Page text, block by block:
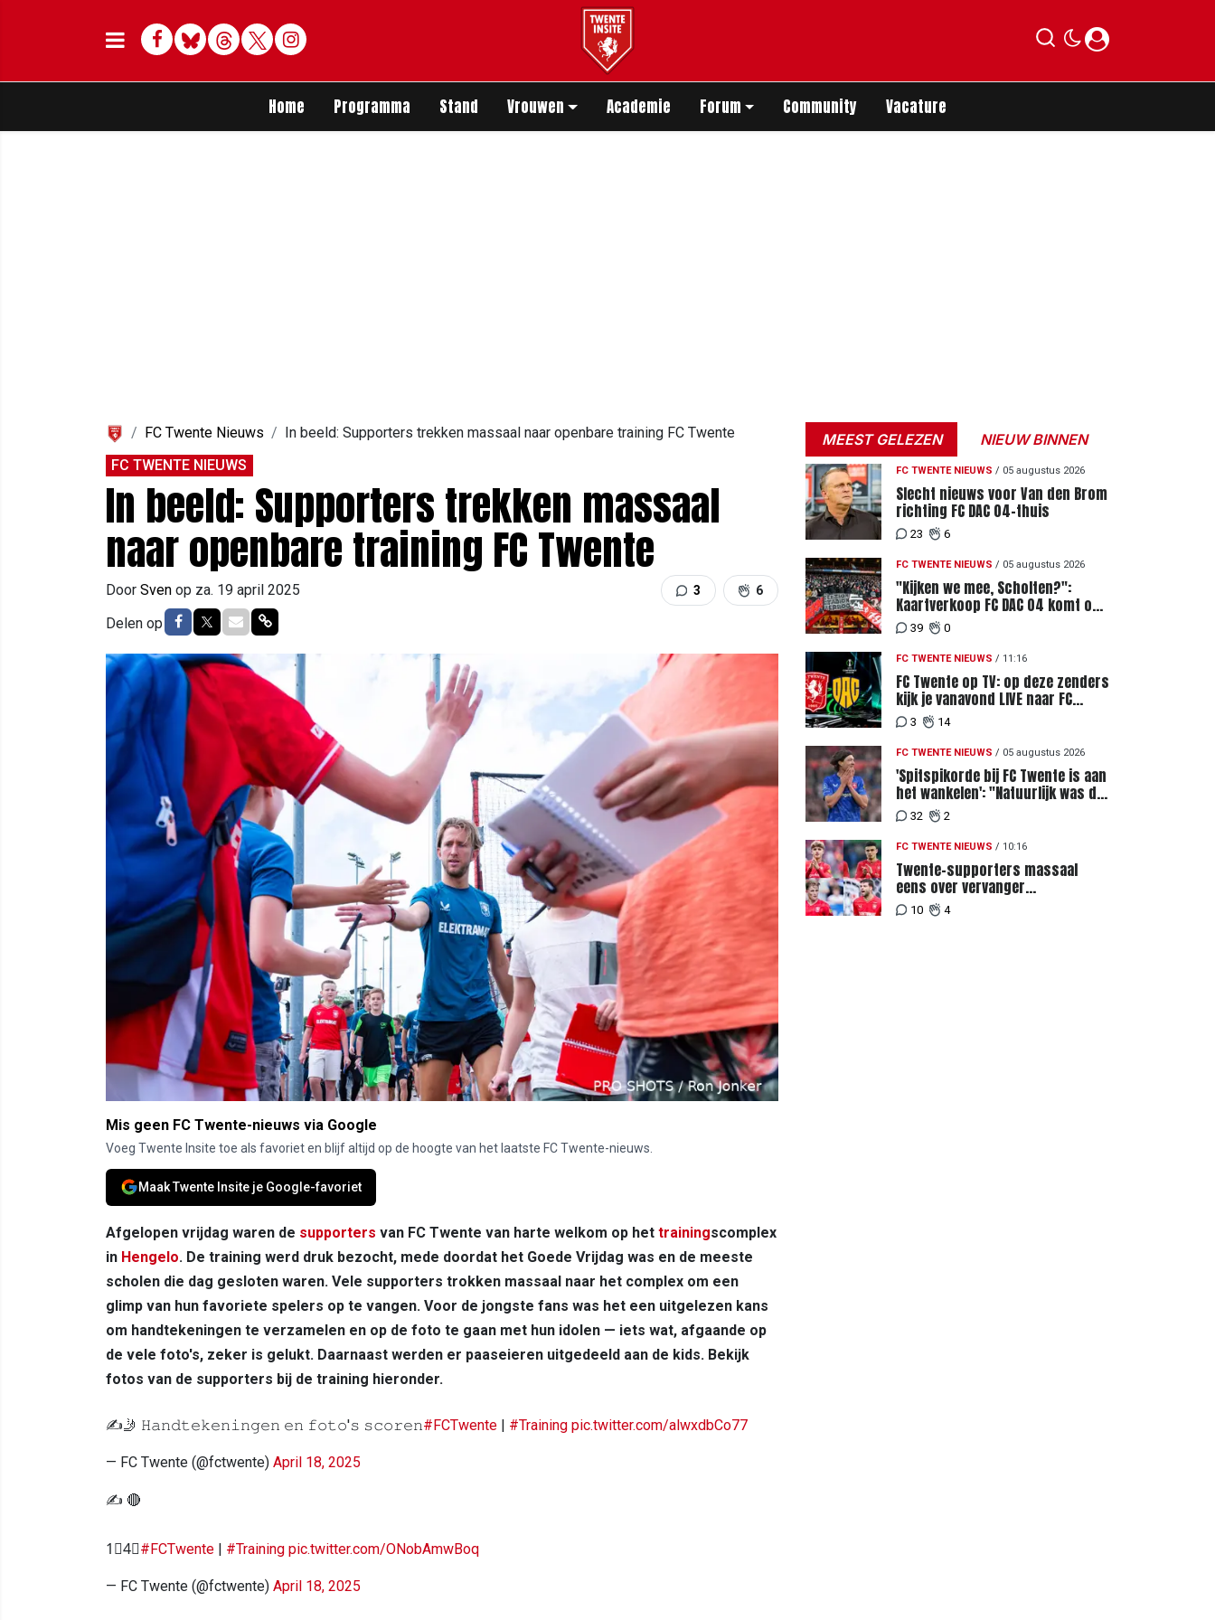
Facebook
BlueskyThreadsTwitterDelen op Whatsapp
Home Programma Stand Vrouwen Academie Forum Community Vacature
FC Twente Nieuws
In beeld: Supporters trekken massaal naar openbare training FC Twente
FC TWENTE NIEUWS
In beeld: Supporters trekken massaal
naar openbare training FC Twente
Door Sven op za. 19 april 2025 3 6
Delen op Delen op Facebook
Delen op Twitter
Delen via Mail
Delen via link
Mis geen FC Twente-nieuws via Google
Voeg Twente Insite toe als favoriet en blijf altijd op de hoogte van het laatste FC Twente-nieuws.
Maak Twente Insite je Google-favoriet
Afgelopen vrijdag waren de supporters van FC Twente van harte welkom op het trainingscomplex
in Hengelo. De training werd druk bezocht, mede doordat het Goede Vrijdag was en de meeste
scholen die dag gesloten waren. Vele supporters trokken massaal naar het complex om een
glimp van hun favoriete spelers op te vangen. Voor de jongste fans was het een uitgelezen kans
om handtekeningen te verzamelen en op de foto te gaan met hun idolen — iets wat, afgaande op
de vele foto's, zeker is gelukt. Daarnaast werden er paaseieren uitgedeeld aan de kids. Bekijk
fotos van de supporters bij de training hieronder.
✍️🤳 𝙷𝚊𝚗𝚍𝚝𝚎𝚔𝚎𝚗𝚒𝚗𝚐𝚎𝚗 𝚎𝚗 𝚏𝚘𝚝𝚘'𝚜 𝚜𝚌𝚘𝚛𝚎𝚗#FCTwente | #Training pic.twitter.com/alwxdbCo77
— FC Twente (@fctwente) April 18, 2025
✍️ 🔴
1⃣4⃣#FCTwente | #Training pic.twitter.com/ONobAmwBoq
— FC Twente (@fctwente) April 18, 2025
MEEST GELEZEN NIEUW BINNEN
FC TWENTE NIEUWS / 05 augustus 2026
Slecht nieuws voor Van den Brom
richting FC DAC 04-thuis
23 6
FC TWENTE NIEUWS / 05 augustus 2026
"Kijken we mee, Scholten?":
Kaartverkoop FC DAC 04 komt op
gang, supporters niet blij met
ticketprijzen
39 0
FC TWENTE NIEUWS / 11:16
FC Twente op TV: op deze zenders
kijk je vanavond LIVE naar FC
Twente - FC DAC 04
3 14
FC TWENTE NIEUWS / 05 augustus 2026
'Spitspikorde bij FC Twente is aan
het wankelen': "Natuurlijk was dat
een signaal"
32 2
FC TWENTE NIEUWS / 10:16
Twente-supporters massaal
eens over vervanger
geblesseerde Lemkin tegen FC
DAC 04
10 4